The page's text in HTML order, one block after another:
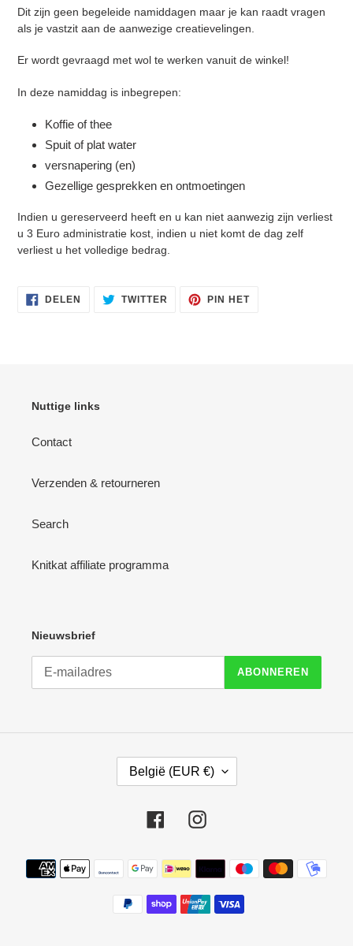
Dit zijn geen begeleide namiddagen maar je kan raadt vragen
als je vastzit aan de aanwezige creatievelingen.
Er wordt gevraagd met wol te werken vanuit de winkel!
In deze namiddag is inbegrepen:
Koffie of thee
Spuit of plat water
versnapering (en)
Gezellige gesprekken en ontmoetingen
Indien u gereserveerd heeft en u kan niet aanwezig zijn verliest
u 3 Euro administratie kost, indien u niet komt de dag zelf
verliest u het volledige bedrag.
DELEN DELEN TWITTER TWITTEREN
OP
PIN HETPINNEN
Nuttige links
Contact
Verzenden & retourneren
Search
Knitkat affiliate programma
Nieuwsbrief
ABONNEREN
G
O
België (EUR €)
FacebookInstagram
Betaalmethoden
Inloggen vereist
Meld u aan bij uw account om producten aan uw
verlanglijst toe te voegen en uw eerder opgeslagen
artikelen te bekijken.
Login